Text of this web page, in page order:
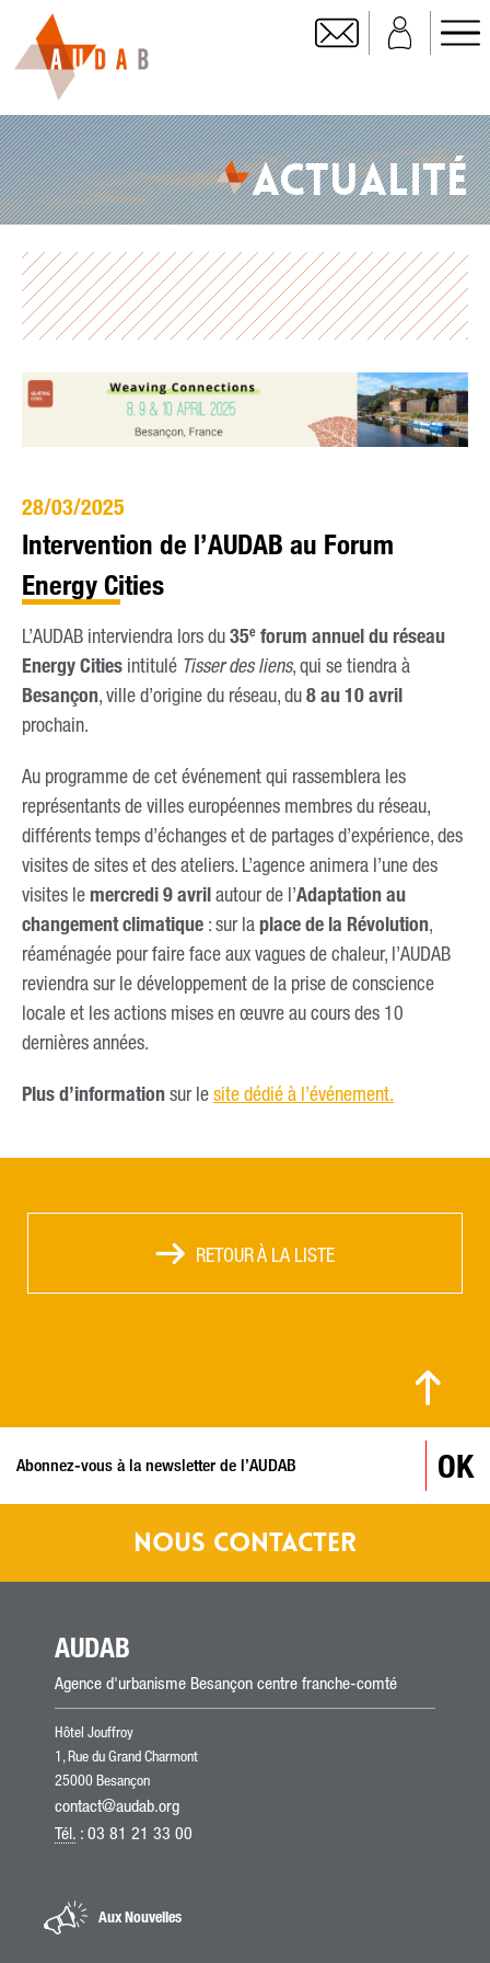
ACTUALITÉ
28/03/2025
Intervention de l’AUDAB au Forum
Energy Cities
L’AUDAB interviendra lors du35e forum annuel du réseau
Energy Cities intitulé Tisser des liens, qui se tiendra à
Besançon, ville d’origine du réseau, du8 au 10 avril
prochain.
Au programme de cet événement qui rassemblera les
représentants de villes européennes membres du réseau,
différents temps d’échanges et de partages d’expérience, des
visites de sites et des ateliers. L’agence animera l’une des
visites lemercredi 9 avrilautour de l’Adaptation au
changement climatique : sur la place de la Révolution,
réaménagée pour faire face aux vagues de chaleur, l’AUDAB
reviendra sur le développement de la prise de conscience
locale et les actions mises en œuvre au cours des 10
dernières années.
Plus d’informationsur lesite dédié à l’événement.
RETOUR À LA LISTE
OK
NOUS CONTACTER
AUDAB
Agence d'urbanisme Besançon centre franche-comté
Hôtel Jouffroy
1, Rue du Grand Charmont
25000 Besançon
contact@audab.org
Tél. : 03 81 21 33 00
Aux Nouvelles